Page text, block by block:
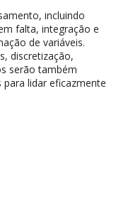
incluindo
falta, integração e
de variáveis.
discretização,
serão também
lidar eficazmente